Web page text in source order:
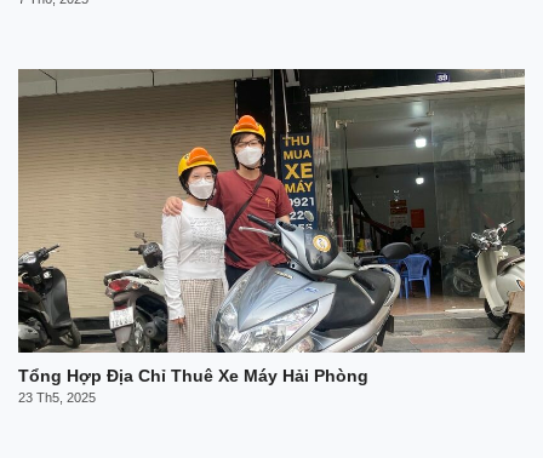
Tổng Hợp Địa Chỉ Thuê Xe Máy Hải Phòng
23 Th5, 2025